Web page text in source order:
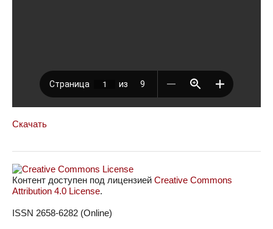
Скачать
Контент доступен под лицензией Creative Commons
Attribution 4.0 License.
ISSN 2658-6282 (Online)